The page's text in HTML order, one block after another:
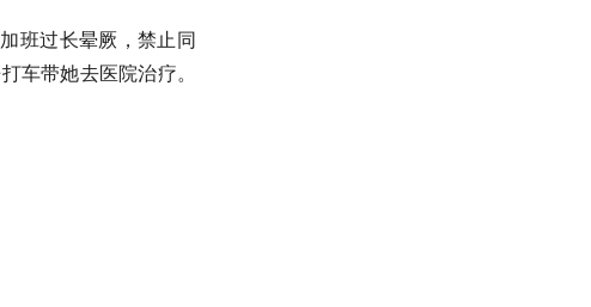
班过长晕厥，禁止同
车带她去医院治疗。